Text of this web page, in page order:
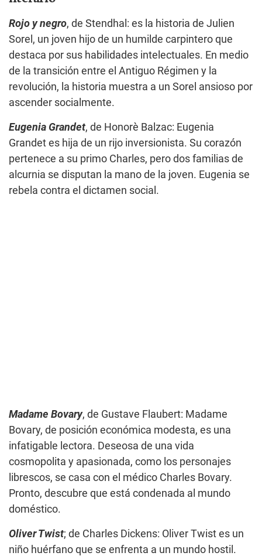
Rojo y negro, de Stendhal: es la historia de Julien
Sorel, un joven hijo de un humilde carpintero que
destaca por sus habilidades intelectuales. En medio
de la transición entre el Antiguo Régimen y la
revolución, la historia muestra a un Sorel ansioso por
ascender socialmente.
Eugenia Grandet, de Honorè Balzac: Eugenia
Grandet es hija de un rijo inversionista. Su corazón
pertenece a su primo Charles, pero dos familias de
alcurnia se disputan la mano de la joven. Eugenia se
rebela contra el dictamen social.
Madame Bovary, de Gustave Flaubert: Madame
Bovary, de posición económica modesta, es una
infatigable lectora. Deseosa de una vida
cosmopolita y apasionada, como los personajes
librescos, se casa con el médico Charles Bovary.
Pronto, descubre que está condenada al mundo
doméstico.
Oliver Twist; de Charles Dickens: Oliver Twist es un
niño huérfano que se enfrenta a un mundo hostil.